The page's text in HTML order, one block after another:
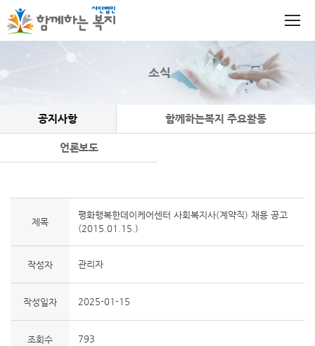
소식
공지사항 함께하는복지 주요활동
언론보도
제목
평화행복한데이케어센터 사회복지사(계약직) 채용 공고
(2015.01.15.)
작성자 관리자
작성일자 2025-01-15
조회수 793